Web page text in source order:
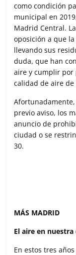
como condición
municipal en
Madrid Central.
oposición a que
llevando sus
duda, que han
aire y cumplir por
calidad de aire
previo aviso, los
anuncio de
ciudad o se
30.
MÁS MADRID
El aire en nuestra
En estos tres